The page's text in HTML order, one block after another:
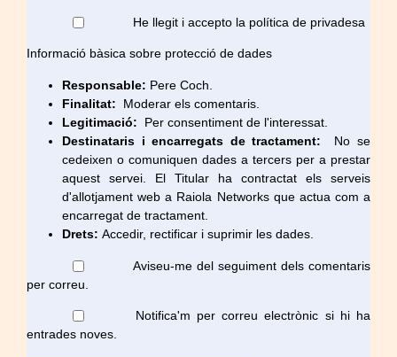
He llegit i accepto la política de privadesa
Informació bàsica sobre protecció de dades
Responsable: Pere Coch.
Finalitat: Moderar els comentaris.
Legitimació: Per consentiment de l'interessat.
Destinataris i encarregats de tractament: No se
cedeixen o comuniquen dades a tercers per a prestar
aquest servei. El Titular ha contractat els serveis
d'allotjament web a Raiola Networks que actua com a
encarregat de tractament.
Drets: Accedir, rectificar i suprimir les dades.
Aviseu-me del seguiment dels comentaris
per correu.
Notifica'm per correu electrònic si hi ha
entrades noves.